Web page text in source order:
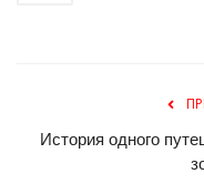
История одного